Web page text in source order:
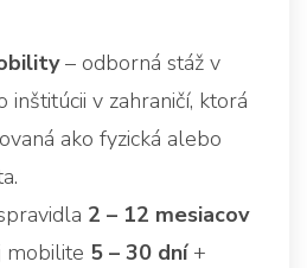
– odborná stáž v
inštitúcii v zahraničí, ktorá
ako fyzická alebo
2 – 12 mesiacov
mobilite 5 – 30 dní+